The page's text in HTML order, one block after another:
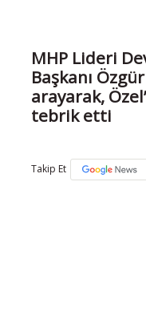
MHP Lideri
Başkanı
arayarak,
tebrik etti
Takip Et